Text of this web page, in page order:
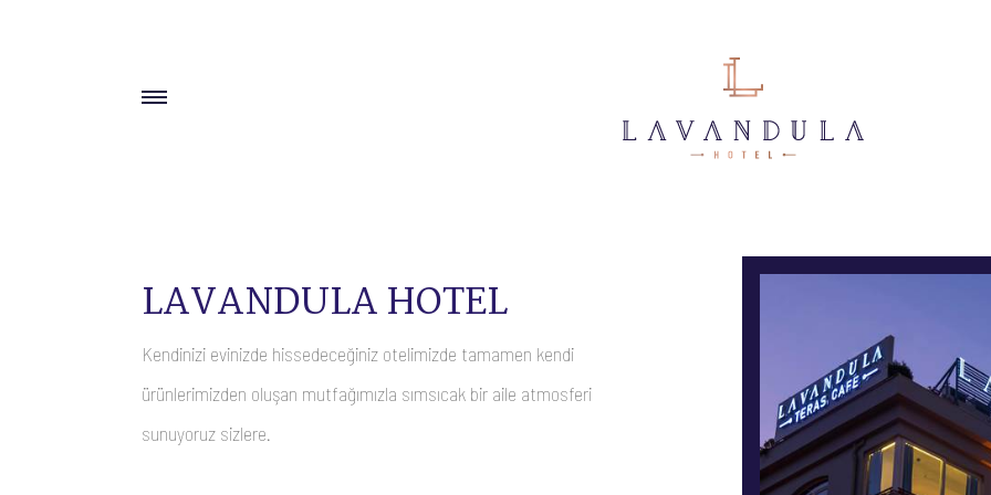
LAVANDULA HOTEL
Kendinizi evinizde hissedeceğiniz otelimizde tamamen kendi
ürünlerimizden oluşan mutfağımızla sımsıcak bir aile atmosferi
sunuyoruz sizlere.